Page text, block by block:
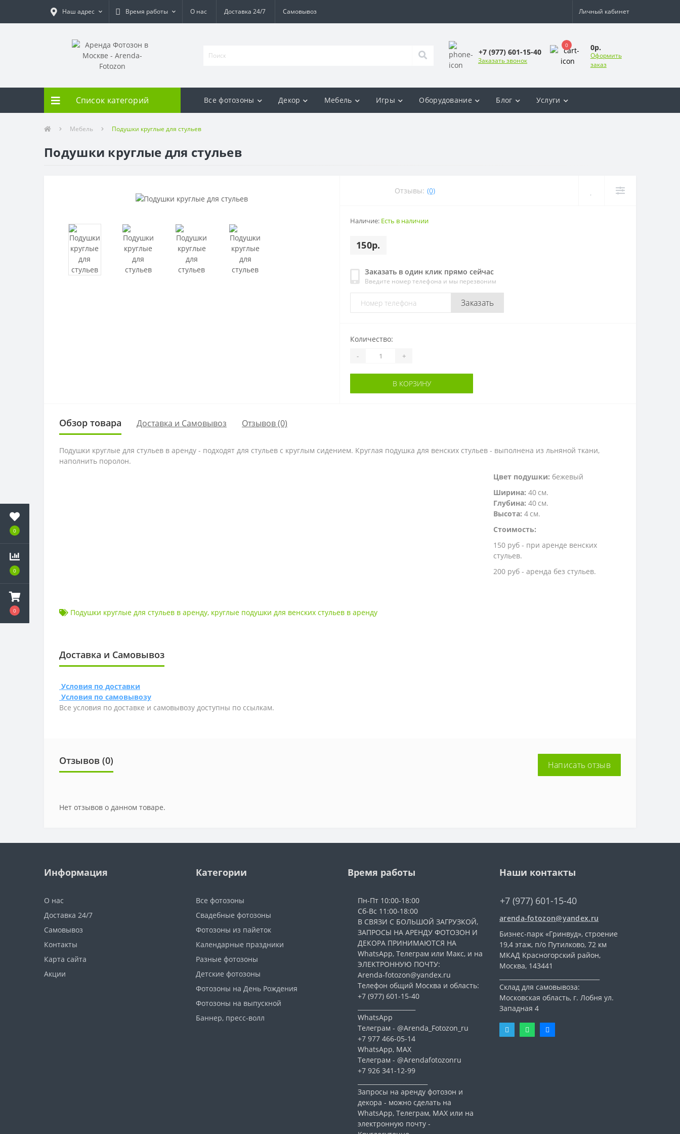
0
0
0
Наш адрес Время работы О нас Доставка 24/7 Самовывоз Личный кабинет
+7 (977) 601-15-40
Заказать звонок
0 0р.
Оформить
заказ
Список категорий Все фотозоны Декор Мебель Игры Оборудование Блог Услуги
Мебель Подушки круглые для стульев
Подушки круглые для стульев
Отзывы: (0)
Наличие: Есть в наличии
150р.
Заказать в один клик прямо сейчас
Введите номер телефона и мы перезвоним
Заказать
Количество:
- +
В КОРЗИНУ
Обзор товара Доставка и Самовывоз Отзывов (0)
Подушки круглые для стульев в аренду - подходят для стульев с круглым сидением. Круглая подушка для венских стульев - выполнена из льняной ткани,
наполнить поролон.
Цвет подушки: бежевый
Ширина: 40 см.
Глубина: 40 см.
Высота: 4 см.
Стоимость:
150 руб - при аренде венских
стульев.
200 руб - аренда без стульев.
Подушки круглые для стульев в аренду, круглые подушки для венских стульев в аренду
Доставка и Самовывоз
Условия по доставки
Условия по самовывозу
Все условия по доставке и самовывозу доступны по ссылкам.
Отзывов (0) Написать отзыв
Нет отзывов о данном товаре.
Информация
О нас
Доставка 24/7
Самовывоз
Контакты
Карта сайта
Акции
Категории
Все фотозоны
Свадебные фотозоны
Фотозоны из пайеток
Календарные праздники
Разные фотозоны
Детские фотозоны
Фотозоны на День Рождения
Фотозоны на выпускной
Баннер, пресс-волл
Время работы
Пн-Пт 10:00-18:00
Сб-Вс 11:00-18:00
В СВЯЗИ С БОЛЬШОЙ ЗАГРУЗКОЙ,
ЗАПРОСЫ НА АРЕНДУ ФОТОЗОН И
ДЕКОРА ПРИНИМАЮТСЯ НА
WhatsApp, Телеграм или Макс, и на
ЭЛЕКТРОННУЮ ПОЧТУ:
Arenda-fotozon@yandex.ru
Телефон общий Москва и область:
+7 (977) 601-15-40
WhatsApp
Телеграм - @Arenda_Fotozon_ru
+7 977 466-05-14
WhatsApp, МАХ
Телеграм - @Arendafotozonru
+7 926 341-12-99
Запросы на аренду фотозон и
декора - можно сделать на
WhatsApp, Телеграм, МАХ или на
электронную почту -
Наши контакты
+7 (977) 601-15-40
arenda-fotozon@yandex.ru
Бизнес-парк «Гринвуд», строение
19,4 этаж, п/о Путилково, 72 км
МКАД Красногорский район,
Москва, 143441
Склад для самовывоза:
Московская область, г. Лобня ул.
Западная 4